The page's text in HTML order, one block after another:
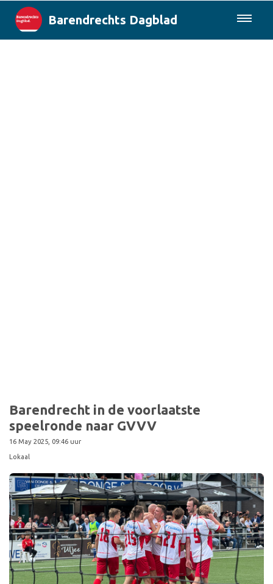
Barendrechts Dagblad
Barendrecht in de voorlaatste
speelronde naar GVVV
16 May 2025, 09:46 uur
Lokaal